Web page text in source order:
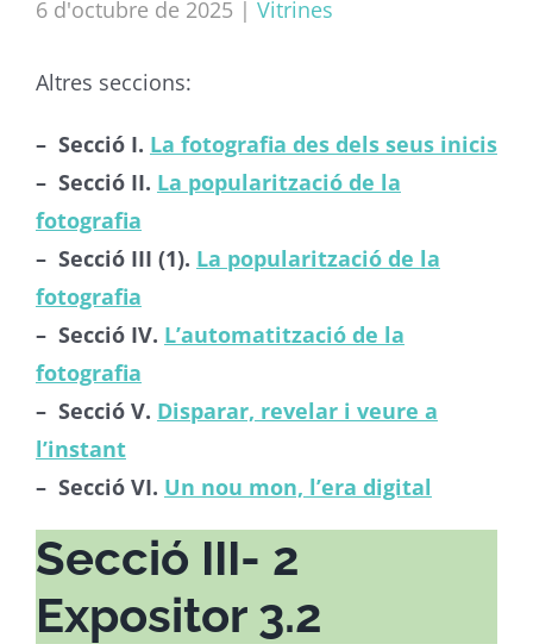
6 d'octubre de 2025 | Vitrines
Altres seccions:
– Secció I. La fotografia des dels seus inicis
– Secció II. La popularització de la
fotografia
– Secció III (1). La popularització de la
fotografia
– Secció IV. L’automatització de la
fotografia
– Secció V. Disparar, revelar i veure a
l’instant
– Secció VI. Un nou mon, l’era digital
Secció III- 2
Expositor 3.2